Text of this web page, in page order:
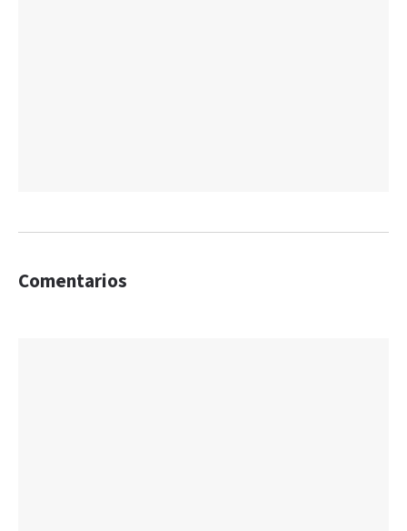
Comentarios